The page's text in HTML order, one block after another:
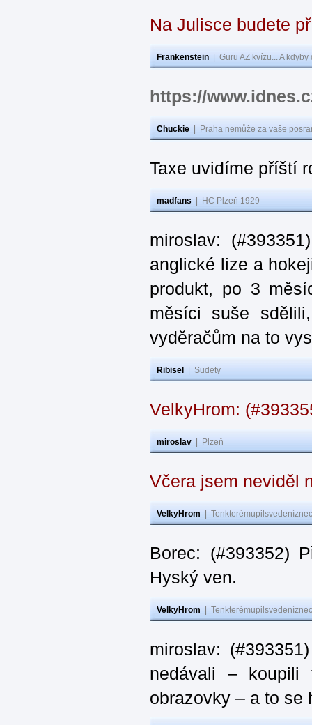
Na Julisce budete
Frankenstein Guru AZ kvízu... A
https://
Chuckie Praha nemůže za vaše
Taxe uvidíme příští
madfans HC Plzeň 1929
miroslav:
anglické lize a
produkt, po 3
měsíci suše
vyděračům na to
Ribisel Sudety
VelkyHrom:
miroslav Plzeň
Včera jsem neviděl
VelkyHrom
Borec: (#393352)
Hyský ven.
VelkyHrom
miroslav:
nedávali –
obrazovky – a to